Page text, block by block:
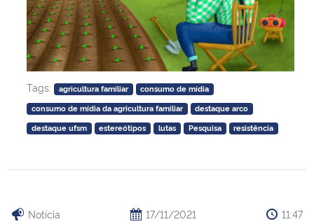
Tags: agricultura familiar
consumo de mídia
consumo de mídia da agricultura familiar
destaque arco
destaque ufsm
estereótipos lutas Pesquisa resistência
Notícia 17/11/2021 11:47